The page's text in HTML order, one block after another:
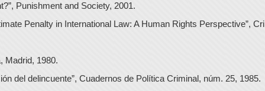
Punishment and Society, 2001.
Penalty in International Law: A Human Rights Perspective”,
Madrid, 1980.
del delincuente”, Cuadernos de Política Criminal, núm. 25, 1985.